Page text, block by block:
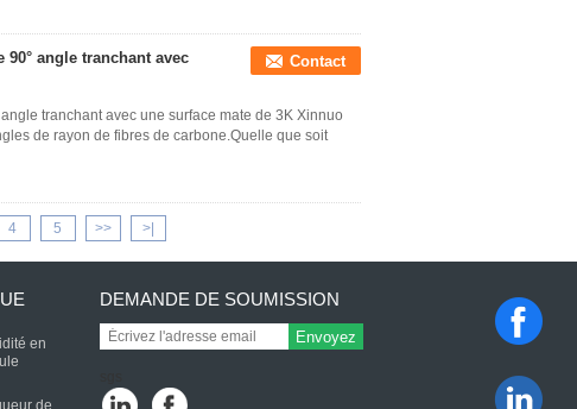
90° angle tranchant avec
Contact
tranchant avec une surface mate de 3K Xinnuo
de rayon de fibres de carbone.Quelle que soit
4 5 >> >|
en
de
DEMANDE DE SOUMISSION
Envoyez